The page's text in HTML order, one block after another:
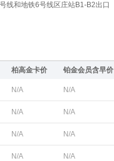
线和地铁6号线区庄站B1-B2出口
柏高金卡价 铂金会员含早价
N/A N/A
N/A N/A
N/A N/A
N/A N/A